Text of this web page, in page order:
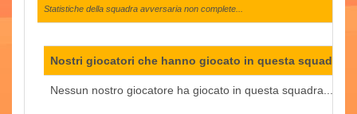
Statistiche della squadra avversaria non complete...
Nostri giocatori che hanno giocato in questa squadra:
Nessun nostro giocatore ha giocato in questa squadra...